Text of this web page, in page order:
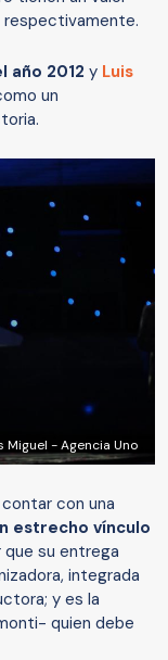
respectivamente.
año 2012 y Luis
un
Miguel - Agencia Uno
con una
estrecho vínculo
su entrega
integrada
y es la
quien debe